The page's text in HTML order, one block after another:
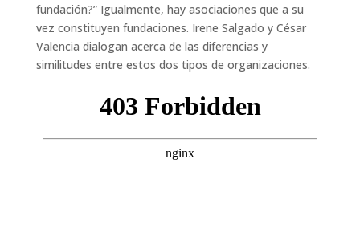
fundación?” Igualmente, hay asociaciones que a su
vez constituyen fundaciones. Irene Salgado y César
Valencia dialogan acerca de las diferencias y
similitudes entre estos dos tipos de organizaciones.